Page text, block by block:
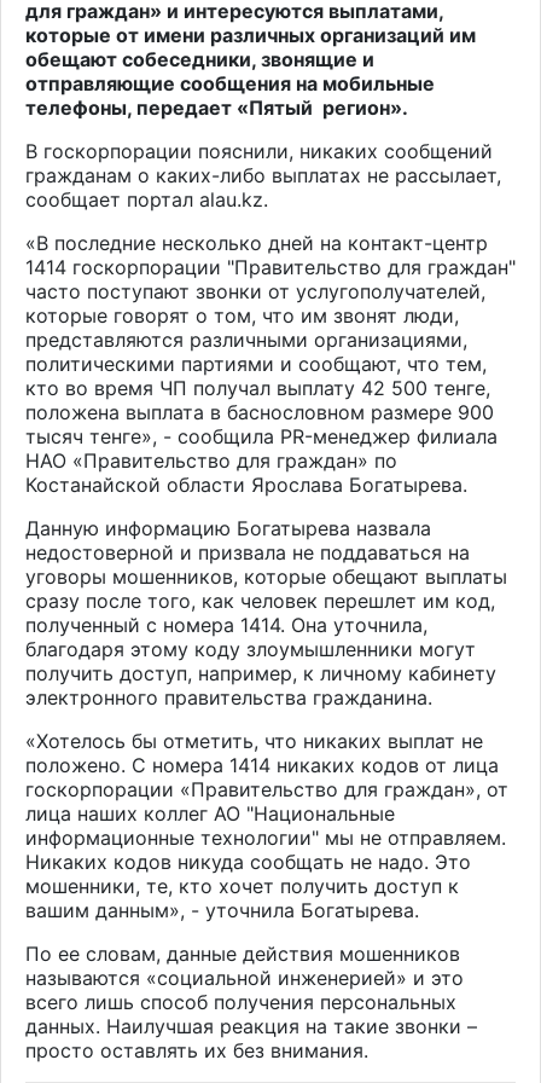
для граждан» и интересуются выплатами,
которые от имени различных организаций им
обещают собеседники, звонящие и
отправляющие сообщения на мобильные
телефоны, передает «Пятый регион».
В госкорпорации пояснили, никаких сообщений
гражданам о каких-либо выплатах не рассылает,
сообщает портал alau.kz.
«В последние несколько дней на контакт-центр
1414 госкорпорации "Правительство для граждан"
часто поступают звонки от услугополучателей,
которые говорят о том, что им звонят люди,
представляются различными организациями,
политическими партиями и сообщают, что тем,
кто во время ЧП получал выплату 42 500 тенге,
положена выплата в баснословном размере 900
тысяч тенге», - сообщила PR-менеджер филиала
НАО «Правительство для граждан» по
Костанайской области Ярослава Богатырева.
Данную информацию Богатырева назвала
недостоверной и призвала не поддаваться на
уговоры мошенников, которые обещают выплаты
сразу после того, как человек перешлет им код,
полученный с номера 1414. Она уточнила,
благодаря этому коду злоумышленники могут
получить доступ, например, к личному кабинету
электронного правительства гражданина.
«Хотелось бы отметить, что никаких выплат не
положено. С номера 1414 никаких кодов от лица
госкорпорации «Правительствo для граждан», от
лица наших коллег АО "Национальные
информационные технологии" мы не отправляем.
Никаких кодов никуда сообщать не надо. Это
мошенники, те, кто хочет получить доступ к
вашим данным», - уточнила Богатырева.
По ее словам, данные действия мошенников
называются «социальной инженерией» и это
всего лишь способ получения персональных
данных. Наилучшая реакция на такие звонки –
просто оставлять их без внимания.